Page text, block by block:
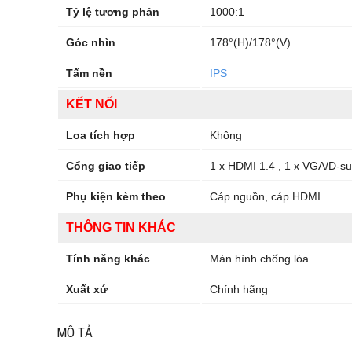
Tỷ lệ tương phản 1000:1
Góc nhìn 178°(H)/178°(V)
Tấm nền IPS
KẾT NỐI
Loa tích hợp Không
Cổng giao tiếp 1 x HDMI 1.4 , 1 x VGA/D-
Phụ kiện kèm theo Cáp nguồn, cáp HDMI
THÔNG TIN KHÁC
Tính năng khác Màn hình chống lóa
Xuất xứ Chính hãng
MÔ TẢ